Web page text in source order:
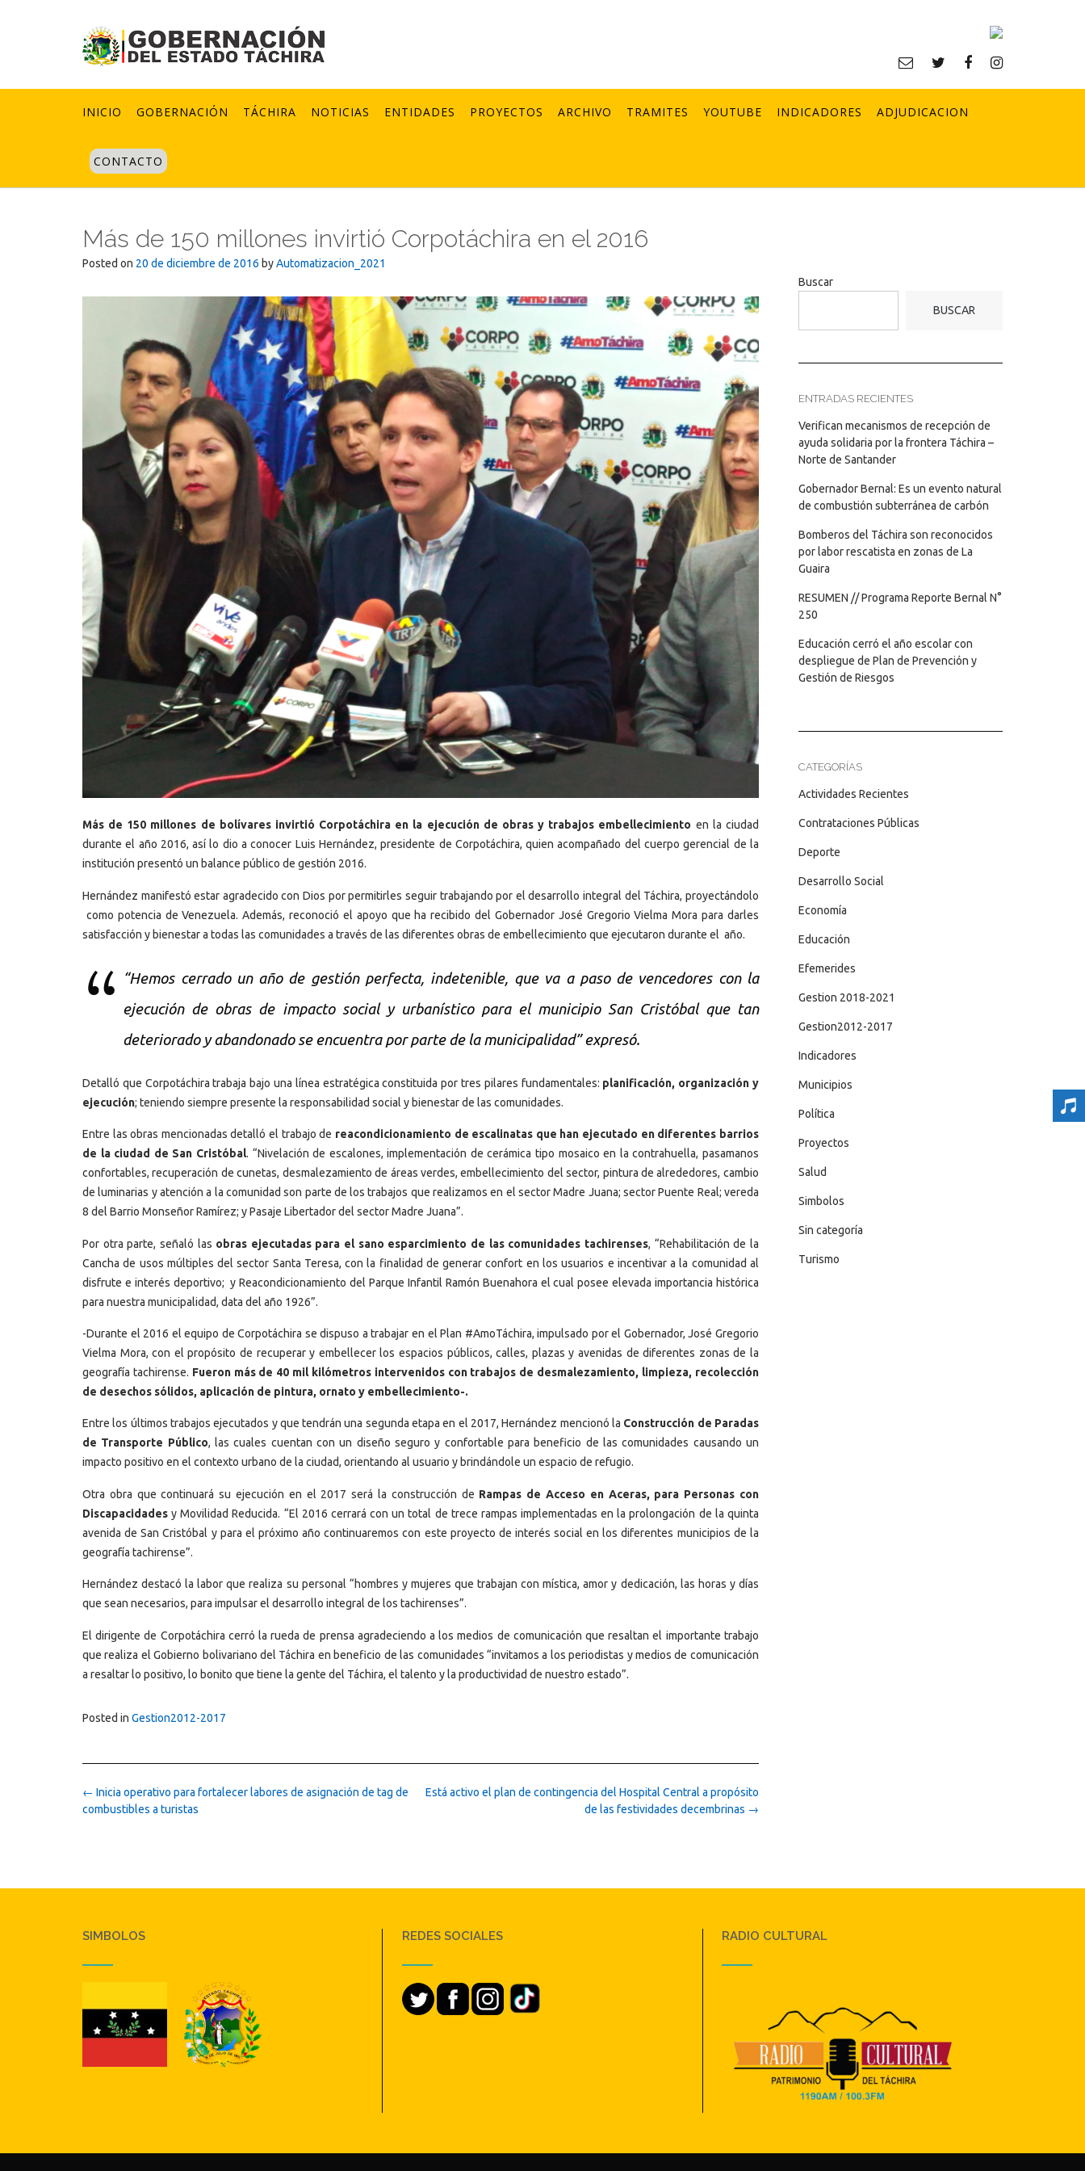
INICIO GOBERNACIÓN TÁCHIRA NOTICIAS ENTIDADES PROYECTOS ARCHIVO TRAMITES YOUTUBE INDICADORES ADJUDICACION
CONTACTO
Más de 150 millones invirtió Corpotáchira en el 2016
Posted on 20 de diciembre de 2016 byAutomatizacion_2021
Más de 150 millones de bolívares invirtió Corpotáchira en la ejecución de obras y trabajos embellecimiento en la ciudad
durante el año 2016, así lo dio a conocer Luis Hernández, presidente de Corpotáchira, quien acompañado del cuerpo gerencial de la
institución presentó un balance público de gestión 2016.
Hernández manifestó estar agradecido con Dios por permitirles seguir trabajando por el desarrollo integral del Táchira, proyectándolo
como potencia de Venezuela. Además, reconoció el apoyo que ha recibido del Gobernador José Gregorio Vielma Mora para darles
satisfacción y bienestar a todas las comunidades a través de las diferentes obras de embellecimiento que ejecutaron durante el año.
“Hemos cerrado un año de gestión perfecta, indetenible, que va a paso de vencedores con la
ejecución de obras de impacto social y urbanístico para el municipio San Cristóbal que tan
deteriorado y abandonado se encuentra por parte de la municipalidad” expresó.
Detalló que Corpotáchira trabaja bajo una línea estratégica constituida por tres pilares fundamentales: planificación, organización y
ejecución; teniendo siempre presente la responsabilidad social y bienestar de las comunidades.
Entre las obras mencionadas detalló el trabajo de reacondicionamiento de escalinatas que han ejecutado en diferentes barrios
de la ciudad de San Cristóbal. “Nivelación de escalones, implementación de cerámica tipo mosaico en la contrahuella, pasamanos
confortables, recuperación de cunetas, desmalezamiento de áreas verdes, embellecimiento del sector, pintura de alrededores, cambio
de luminarias y atención a la comunidad son parte de los trabajos que realizamos en el sector Madre Juana; sector Puente Real; vereda
8 del Barrio Monseñor Ramírez; y Pasaje Libertador del sector Madre Juana”.
Por otra parte, señaló las obras ejecutadas para el sano esparcimiento de las comunidades tachirenses, “Rehabilitación de la
Cancha de usos múltiples del sector Santa Teresa, con la finalidad de generar confort en los usuarios e incentivar a la comunidad al
disfrute e interés deportivo; y Reacondicionamiento del Parque Infantil Ramón Buenahora el cual posee elevada importancia histórica
para nuestra municipalidad, data del año 1926”.
-Durante el 2016 el equipo de Corpotáchira se dispuso a trabajar en el Plan #AmoTáchira, impulsado por el Gobernador, José Gregorio
Vielma Mora, con el propósito de recuperar y embellecer los espacios públicos, calles, plazas y avenidas de diferentes zonas de la
geografía tachirense. Fueron más de 40 mil kilómetros intervenidos con trabajos de desmalezamiento, limpieza, recolección
de desechos sólidos, aplicación de pintura, ornato y embellecimiento-.
Entre los últimos trabajos ejecutados y que tendrán una segunda etapa en el 2017, Hernández mencionó la Construcción de Paradas
de Transporte Público, las cuales cuentan con un diseño seguro y confortable para beneficio de las comunidades causando un
impacto positivo en el contexto urbano de la ciudad, orientando al usuario y brindándole un espacio de refugio.
Otra obra que continuará su ejecución en el 2017 será la construcción de Rampas de Acceso en Aceras, para Personas con
Discapacidades y Movilidad Reducida. “El 2016 cerrará con un total de trece rampas implementadas en la prolongación de la quinta
avenida de San Cristóbal y para el próximo año continuaremos con este proyecto de interés social en los diferentes municipios de la
geografía tachirense”.
Hernández destacó la labor que realiza su personal “hombres y mujeres que trabajan con mística, amor y dedicación, las horas y días
que sean necesarios, para impulsar el desarrollo integral de los tachirenses”.
El dirigente de Corpotáchira cerró la rueda de prensa agradeciendo a los medios de comunicación que resaltan el importante trabajo
que realiza el Gobierno bolivariano del Táchira en beneficio de las comunidades “invitamos a los periodistas y medios de comunicación
a resaltar lo positivo, lo bonito que tiene la gente del Táchira, el talento y la productividad de nuestro estado”.
Posted in Gestion2012-2017
Post
navigation
Está activo el plan de contingencia del Hospital Central a propósito
de las festividades decembrinas →
← Inicia operativo para fortalecer labores de asignación de tag de
combustibles a turistas
Buscar
BUSCAR
ENTRADAS RECIENTES
Verifican mecanismos de recepción de
ayuda solidaria por la frontera Táchira –
Norte de Santander
Gobernador Bernal: Es un evento natural
de combustión subterránea de carbón
Bomberos del Táchira son reconocidos
por labor rescatista en zonas de La
Guaira
RESUMEN // Programa Reporte Bernal N°
250
Educación cerró el año escolar con
despliegue de Plan de Prevención y
Gestión de Riesgos
CATEGORÍAS
Actividades Recientes
Contrataciones Públicas
Deporte
Desarrollo Social
Economía
Educación
Efemerides
Gestion 2018-2021
Gestion2012-2017
Indicadores
Municipios
Política
Proyectos
Salud
Simbolos
Sin categoría
Turismo
SIMBOLOS REDES SOCIALES RADIO CULTURAL